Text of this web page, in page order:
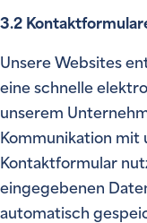
3.2
Unsere Websites
eine schnelle
unserem
Kommunikation mit
Kontaktformular
eingegebenen
automatisch